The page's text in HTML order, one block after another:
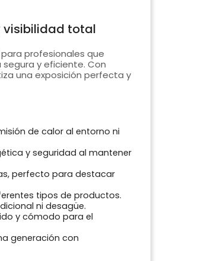
visibilidad total
profesionales que
y eficiente. Con
una exposición perfecta y
de calor al entorno ni
y seguridad al mantener
perfecto para destacar
tipos de productos.
ni desagüe.
y cómodo para el
generación con